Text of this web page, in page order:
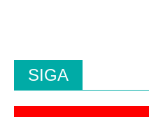
SIGA